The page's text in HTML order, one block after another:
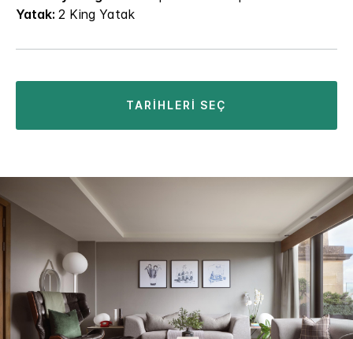
Yatak: 2 King Yatak
TARIHLERI SEÇ